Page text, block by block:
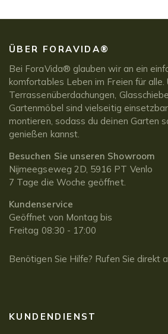
ÜBER FORAVIDA®
Bei ForaVida® glauben wir an ein
komfortables Leben im Freien für alle.
Terrassenüberdachungen,
Gartenmöbel sind vielseitig
montieren, sodass du deinen Garten
genießen kannst.
Besuchen Sie unseren Showroom
Nijmeegseweg 2D, 5916 PT Venlo
7 Tage die Woche geöffnet.
Kundenservice
Geöffnet von Montag bis
Freitag 08:30 - 17:00
Benötigen Sie Hilfe? Rufen Sie direkt
KUNDENDIENST